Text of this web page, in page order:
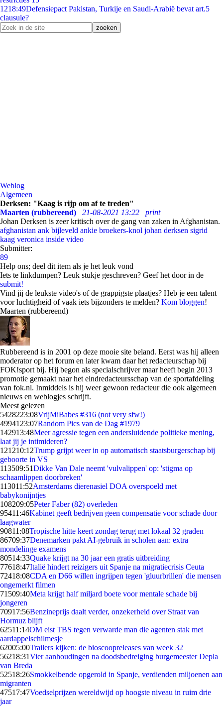
1218:49Defensiepact Pakistan, Turkije en Saudi-Arabië bevat art.5
clausule?
Weblog
Algemeen
Derksen: "Kaag is rijp om af te treden"
Maarten (rubbereend)
21-08-2021 13:22
print
Johan Derksen is zeer kritisch over de gang van zaken in Afghanistan.
afghanistan ank bijleveld ankie broekers-knol johan derksen sigrid
kaag veronica inside video
Submitter:
89
Help ons; deel dit item als je het leuk vond
Iets te linkdumpen? Leuk stukje geschreven? Geef het door in de
submit!
Vind jij de leukste video's of de grappigste plaatjes? Heb je een talent
voor luchtigheid of vaak iets bijzonders te melden? Kom bloggen!
Maarten (rubbereend)
Rubbereend is in 2001 op deze mooie site beland. Eerst was hij alleen
moderator op het forum en later kwam daar het redacteurschap bij
FOK!sport bij. Hij begon als specialschrijver maar heeft begin 2013
promotie gemaakt naar het eindredacteursschap van de sportafdeling
van fok.nl. Inmiddels is hij weer gewoon redacteur die ook algemeen
nieuws en weblogjes schrijft.
Meest gelezen
5428223:08VrijMiBabes #316 (not very sfw!)
49941 23:07Random Pics van de Dag #1979
142913:48Meer agressie tegen een andersluidende politieke mening,
laat jij je intimideren?
121210:12Trump grijpt weer in op automatisch staatsburgerschap bij
geboorte in VS
113509:51Dikke Van Dale neemt 'vulvalippen' op: 'stigma op
schaamlippen doorbreken'
113011:52Amsterdams dierenasiel DOA overspoeld met
babykonijntjes
108209:05Peter Faber (82) overleden
95411:46Kabinet geeft bedrijven geen compensatie voor schade door
laagwater
90811:08Tropische hitte keert zondag terug met lokaal 32 graden
86709:37Denemarken pakt AI-gebruik in scholen aan: extra
mondelinge examens
80514:33Quake krijgt na 30 jaar een gratis uitbreiding
77618:47Italië hindert reizigers uit Spanje na migratiecrisis Ceuta
72418:08CDA en D66 willen ingrijpen tegen 'gluurbrillen' die mensen
ongemerkt filmen
71509:40Meta krijgt half miljard boete voor mentale schade bij
jongeren
70917:56Benzineprijs daalt verder, onzekerheid over Straat van
Hormuz blijft
62511:14OM eist TBS tegen verwarde man die agenten stak met
aardappelschilmesje
62005:00Trailers kijken: de bioscoopreleases van week 32
56218:31Vier aanhoudingen na doodsbedreiging burgemeester Depla
van Breda
52518:26Smokkelbende opgerold in Spanje, verdienden miljoenen aan
migranten
47517:47Voedselprijzen wereldwijd op hoogste niveau in ruim drie
jaar